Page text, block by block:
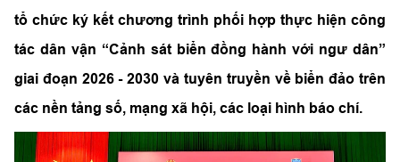
tổ chức ký kết chương trình phối hợp thực hiện công
tác dân vận “Cảnh sát biển đồng hành với ngư dân”
giai đoạn 2026 - 2030 và tuyên truyền về biển đảo trên
các nền tảng số, mạng xã hội, các loại hình báo chí.